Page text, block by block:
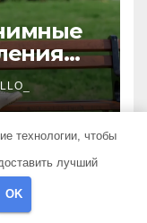
технологии, чтобы
лучший
OK